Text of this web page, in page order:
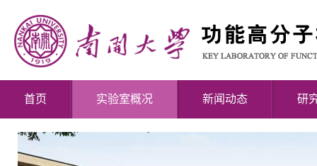
首页 实验室概况 新闻动态 研